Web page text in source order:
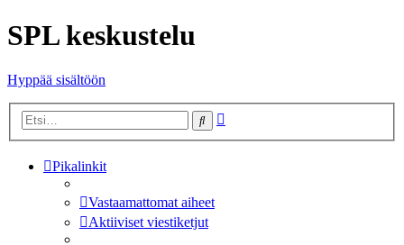
SPL keskustelu
Hyppää sisältöön
Etsi
Pikalinkit
Vastaamattomat aiheet
Aktiiviset viestiketjut